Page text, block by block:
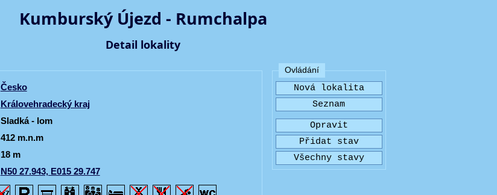
Kumburský Újezd - Rumchalpa
Detail lokality
Ovládání
Česko
Královehradecký kraj
Sladká - lom
412 m.n.m
18 m
N50 27.943, E015 29.747